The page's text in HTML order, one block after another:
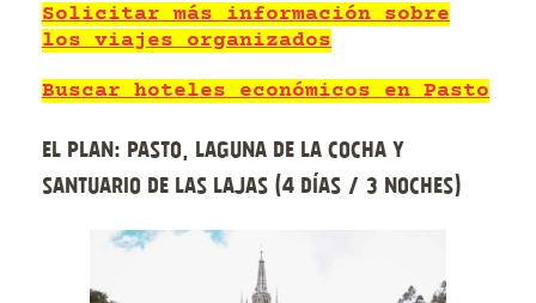
Solicitar más información sobre
los viajes organizados
Buscar hoteles económicos en Pasto
El plan: Pasto, Laguna de La Cocha y
Santuario de Las Lajas (4 días / 3 noches)